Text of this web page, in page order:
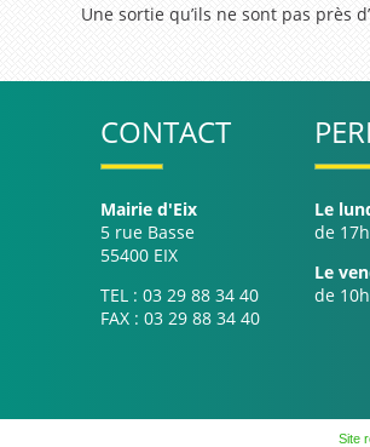
Une sortie qu’ils ne sont pas près
CONTACT
Mairie d'Eix
5 rue Basse
55400 EIX
TEL : 03 29 88 34 40
FAX : 03 29 88 34 40
Le
de
Le
de
Site